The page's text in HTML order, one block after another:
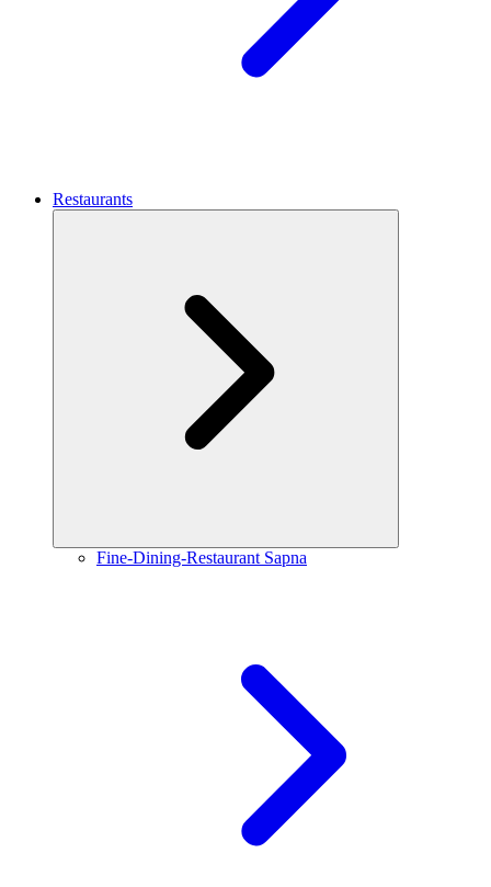
Restaurants
Fine-Dining-Restaurant Sapna